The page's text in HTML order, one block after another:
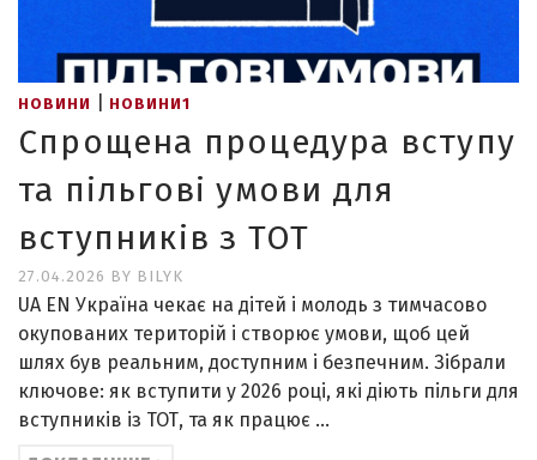
НОВИНИ НОВИНИ1
Спрощена процедура вступу
та пільгові умови для
вступників з ТОТ
27.04.2026 BY BILYK
UA EN Україна чекає на дітей і молодь з тимчасово
окупованих територій і створює умови, щоб цей
шлях був реальним, доступним і безпечним. Зібрали
ключове: як вступити у 2026 році, які діють пільги для
вступників із ТОТ, та як працює …